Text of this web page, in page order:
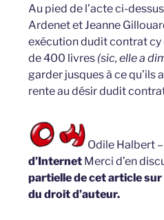
Au pied de l’acte ci-
Ardenet et Jeanne
exécution dudit contrat cy
de 400 livres (sic, elle a
garder jusques à ce
rente au désir dudit
Odile Halbert –
d’Internet Merci d’en
partielle de cet article
du droit d’auteur.